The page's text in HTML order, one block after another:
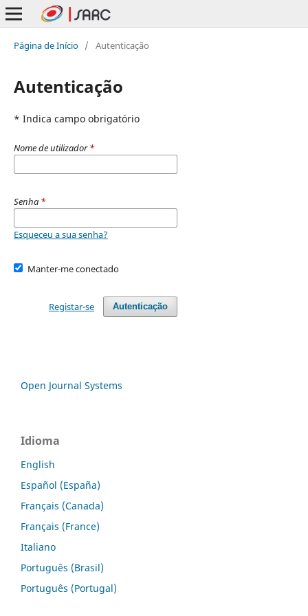
Página de Início / Autenticação
Autenticação
* Indica campo obrigatório
Nome de utilizador*
Senha *
Esqueceu a sua senha?
Manter-me conectado
Autenticação
Registar-se
Open Journal Systems
Idioma
English
Español (España)
Français (Canada)
Français (France)
Italiano
Português (Brasil)
Português (Portugal)